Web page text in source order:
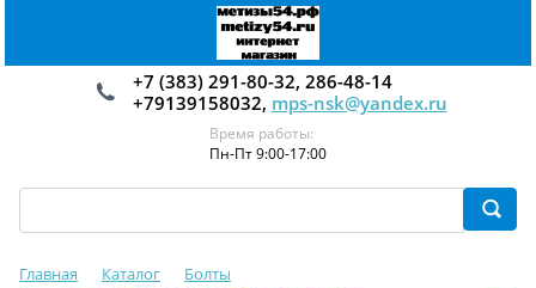
+7 (383) 291-80-32, 286-48-14
+79139158032, mps-nsk@yandex.ru
Время работы:
Пн-Пт 9:00-17:00
Главная Каталог
Болты